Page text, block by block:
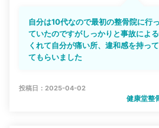
自分は10代なので最初の整骨院に行
ていたのですがしっかりと事故によ
くれて自分が痛い所、違和感を持っ
てもらいました
投稿日：2025-04-02
健康堂整